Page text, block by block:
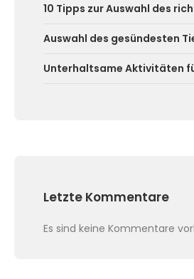
10 Tipps zur Auswahl des
Auswahl des gesündesten
Unterhaltsame Aktivitäten
Letzte Kommentare
Es sind keine Kommentare